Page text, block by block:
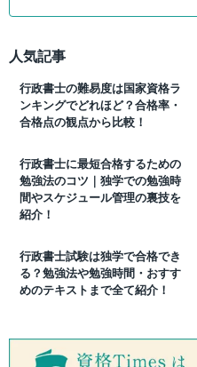
人気記事
行政書士の難易度は国家資格ラ
ンキングでどれほど？合格率・
合格点の観点から比較！
行政書士に最短合格するための
勉強法のコツ｜独学での勉強時
間やスケジュール管理の裏技を
紹介！
行政書士試験は独学で合格でき
る？勉強法や勉強時間・おすす
めのテキストまで全て紹介！